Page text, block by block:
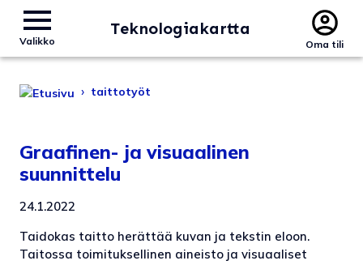
Valikko
Teknologiakartta
Oma tili
› taittotyöt
Graafinen- ja visuaalinen
suunnittelu
24.1.2022
Taidokas taitto herättää kuvan ja tekstin eloon.
Taitossa toimituksellinen aineisto ja visuaaliset